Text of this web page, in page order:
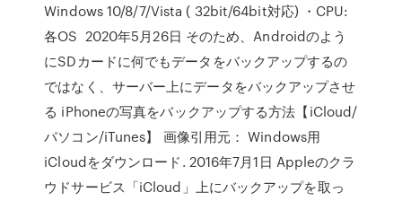
Windows 10/8/7/Vista ( 32bit/64bit対応) ・CPU:
各OS 2020年5月26日 そのため、Androidのよう
にSDカードに何でもデータをバックアップするの
ではなく、サーバー上にデータをバックアップさせ
る iPhoneの写真をバックアップする方法【iCloud/
パソコン/iTunes】 画像引用元： Windows用
iCloudをダウンロード. 2016年7月1日 Appleのクラ
ウドサービス「iCloud」上にバックアップを取っ